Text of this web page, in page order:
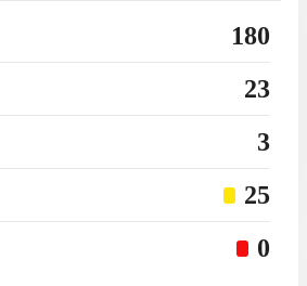
180
23
3
25
0